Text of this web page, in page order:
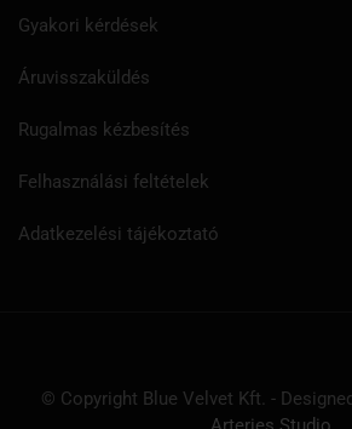
Gyakori kérdések
Áruvisszaküldés
Rugalmas kézbesítés
Felhasználási feltételek
Adatkezelési tájékoztató
© Copyright Blue Velvet Kft. -